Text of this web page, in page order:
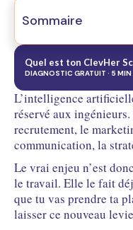
Quel est ton ClevHer
DIAGNOSTIC GRATUIT · 5 MIN
L’intelligence
réservé aux
recrutement, le
communication, la
Le vrai enjeu n’est
le travail. Elle le fait
que tu vas prendre ta
laisser ce nouveau
Sommaire
La bascule IA
01
Le risque féminin
La compétence
03
Questions
FAQ